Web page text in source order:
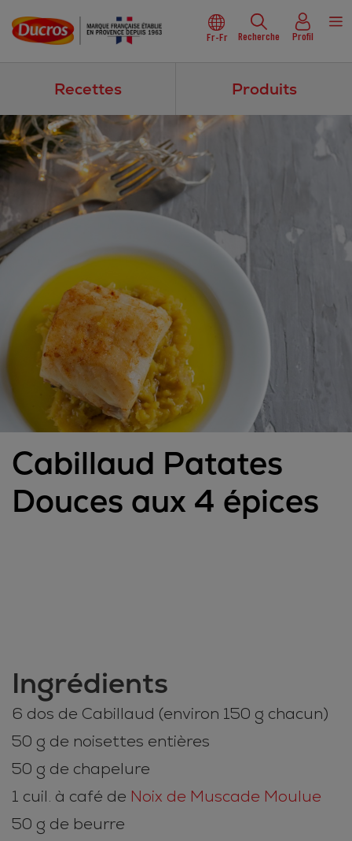
Fr-Fr Recherche Profil
Recettes Produits
Cabillaud Patates
Douces aux 4 épices
Ingrédients
6 dos de Cabillaud (environ 150 g chacun)
50 g de noisettes entières
50 g de chapelure
1 cuil. à café de Noix de Muscade Moulue
50 g de beurre